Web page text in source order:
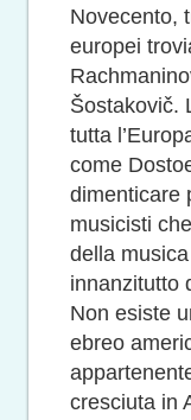
Novecento,
europei
Šostakovič.
tutta
come
dimenticare
musicisti
della
innanzitutto
Non esiste
ebreo
cresciuta in